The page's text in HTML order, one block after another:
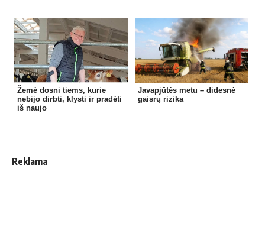
Žemė dosni tiems, kurie
nebijo dirbti, klysti ir pradėti
iš naujo
Javapjūtės metu – didesnė
gaisrų rizika
Reklama